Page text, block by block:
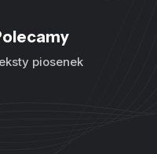
piosenek